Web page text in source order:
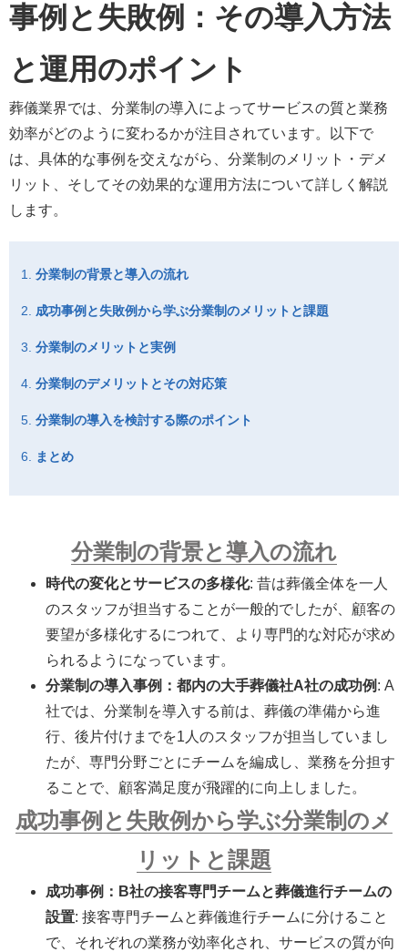
事例と失敗例：その導入方法
と運用のポイント
葬儀業界では、分業制の導入によってサービスの質と業務
効率がどのように変わるかが注目されています。以下で
は、具体的な事例を交えながら、分業制のメリット・デメ
リット、そしてその効果的な運用方法について詳しく解説
します。
分業制の背景と導入の流れ
成功事例と失敗例から学ぶ分業制のメリットと課題
分業制のメリットと実例
分業制のデメリットとその対応策
分業制の導入を検討する際のポイント
まとめ
分業制の背景と導入の流れ
時代の変化とサービスの多様化: 昔は葬儀全体を一人
のスタッフが担当することが一般的でしたが、顧客の
要望が多様化するにつれて、より専門的な対応が求め
られるようになっています。
分業制の導入事例：都内の大手葬儀社A社の成功例 : A
社では、分業制を導入する前は、葬儀の準備から進
行、後片付けまでを1人のスタッフが担当していまし
たが、専門分野ごとにチームを編成し、業務を分担す
ることで、顧客満足度が飛躍的に向上しました。
成功事例と失敗例から学ぶ分業制のメ
リットと課題
成功事例：B社の接客専門チームと葬儀進行チームの
設置: 接客専門チームと葬儀進行チームに分けること
で、それぞれの業務が効率化され、サービスの質が向